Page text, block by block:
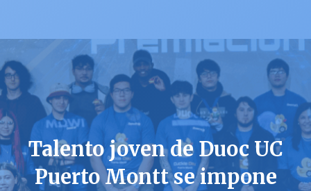
Talento joven de Duoc UC
Puerto Montt se impone